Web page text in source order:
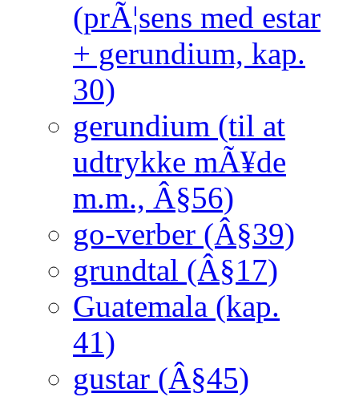
(prÃ¦sens med estar
+ gerundium, kap.
30)
gerundium (til at
udtrykke mÃ¥de
m.m., Â§56)
go-verber (Â§39)
grundtal (Â§17)
Guatemala (kap.
41)
gustar (Â§45)